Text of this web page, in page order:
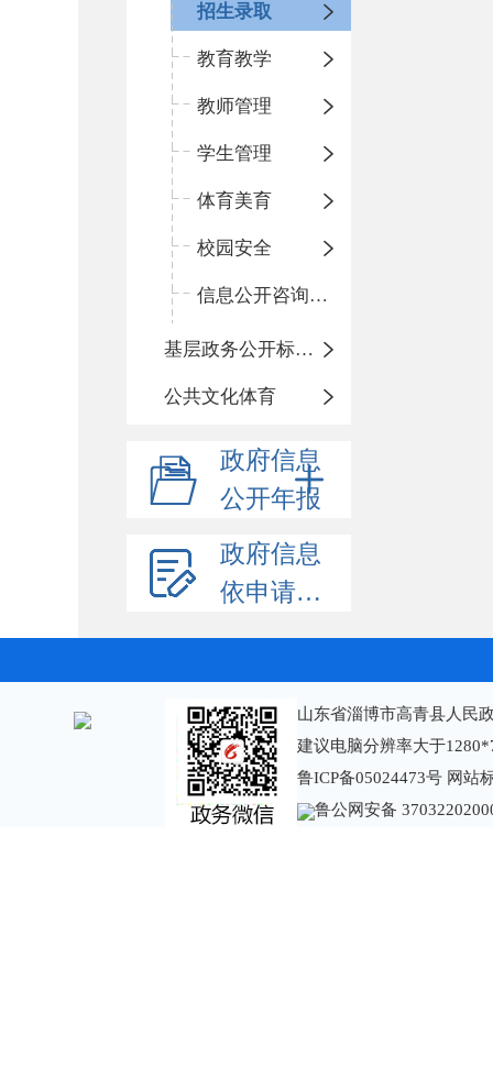
招生录取
教育教学
教师管理
学生管理
体育美育
校园安全
信息公开咨询指南
基层政务公开标准化规范化
公共文化体育
政府信息
公开年报
政府信息
依申请公开
山东省淄博市高青县人民
建议电脑分辨率大于
鲁ICP备05024473号 网站
鲁公网安备